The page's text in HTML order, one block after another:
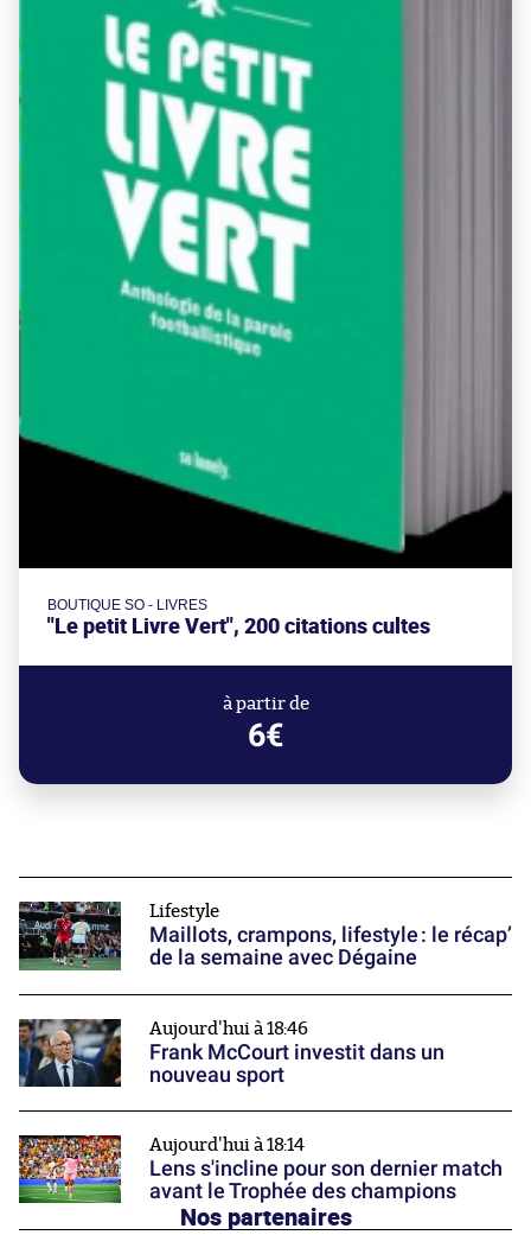
BOUTIQUE SO - LIVRES
"Le petit Livre Vert", 200 citations cultes
à partir de
6€
Lifestyle
Maillots, crampons, lifestyle : le récap’
de la semaine avec Dégaine
Aujourd'hui à 18:46
Frank McCourt investit dans un
nouveau sport
Aujourd'hui à 18:14
Lens s'incline pour son dernier match
avant le Trophée des champions
Nos partenaires